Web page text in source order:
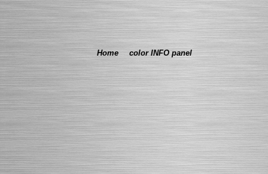
Home color INFO panel